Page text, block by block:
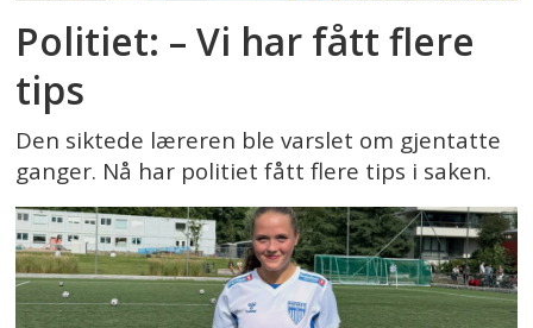
Politiet: – Vi har fått flere
tips
Den siktede læreren ble varslet om gjentatte
ganger. Nå har politiet fått flere tips i saken.